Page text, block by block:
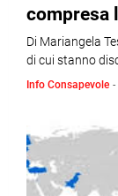
compresa
Di Mariangela
di cui stanno
Info Consapevole -